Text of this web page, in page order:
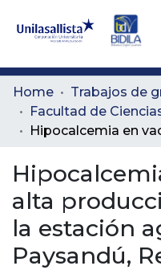
Communities
& Collections
All of DSpace
Statistics
Home
Trabajos de
alta
la estación
Paysandú,